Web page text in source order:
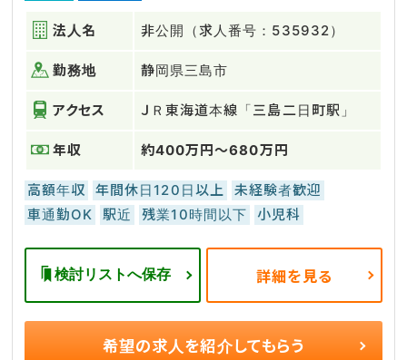
法人名 非公開（求人番号：535932）
勤務地 静岡県三島市
アクセス ＪＲ東海道本線「三島二日町駅」
年収 約400万円～680万円
高額年収 年間休日120日以上
未経験者歓迎
車通勤OK
駅近 残業10時間以下 小児科
検討リストへ保存 詳細を見る
希望の求人を紹介してもらう